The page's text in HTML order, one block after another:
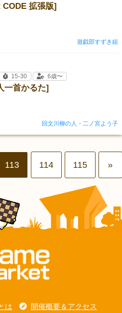
CODE 拡張版]
遊戯部すずき組
一首かるた]
15-30 6歳〜
回文川柳の人・二ノ宮よう子
113 114 115 »
は 開催概要＆アクセス